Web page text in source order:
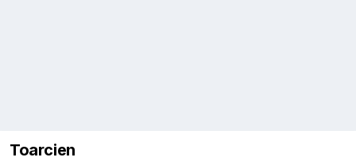
Toarcien